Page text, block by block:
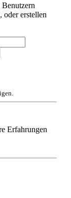
oder erstellen
Erfahrungen